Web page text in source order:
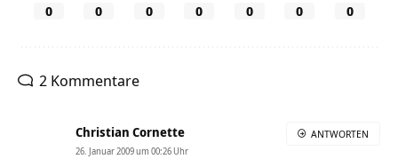
0 0 0 0 0 0 0
2 Kommentare
Christian Cornette
26. Januar 2009 um 00:26 Uhr
ANTWORTEN